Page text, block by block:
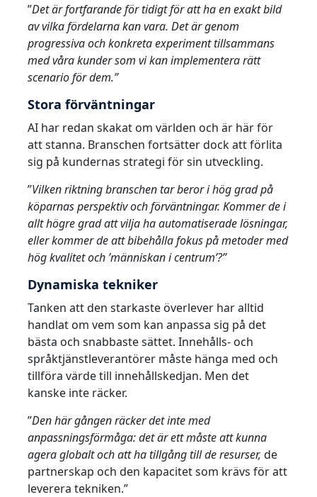
”Det är fortfarande för tidigt för att ha en exakt bild
av vilka fördelarna kan vara. Det är genom
progressiva och konkreta experiment tillsammans
med våra kunder som vi kan implementera rätt
scenario för dem.”
Stora förväntningar
AI har redan skakat om världen och är här för
att stanna. Branschen fortsätter dock att förlita
sig på kundernas strategi för sin utveckling.
”Vilken riktning branschen tar beror i hög grad på
köparnas perspektiv och förväntningar. Kommer de i
allt högre grad att vilja ha automatiserade lösningar,
eller kommer de att bibehålla fokus på metoder med
hög kvalitet och ’människan i centrum’?”
Dynamiska tekniker
Tanken att den starkaste överlever har alltid
handlat om vem som kan anpassa sig på det
bästa och snabbaste sättet. Innehålls- och
språktjänstleverantörer måste hänga med och
tillföra värde till innehållskedjan. Men det
kanske inte räcker.
”Den här gången räcker det inte med
anpassningsförmåga: det är ett måste att kunna
agera globalt och att ha tillgång till de resurser, de
partnerskap och den kapacitet som krävs för att
leverera tekniken.”